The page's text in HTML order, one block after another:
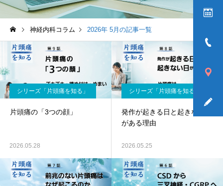
頭痛
神経内科コラム 2026年 5月の記事一覧
シリーズ「片頭痛を知る」
片頭痛の「3つの顔」
2026.05.28
シリーズ「片頭痛を知る」
発作が起きる日と起きない日
がある理由
2026.05.25